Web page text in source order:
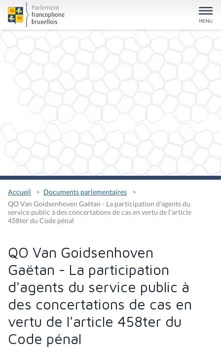
Accueil
Documents parlementaires
QO Van Goidsenhoven Gaëtan - La participation d'agents du
service public à des concertations de cas en vertu de l'article
458ter du Code pénal
QO Van Goidsenhoven
Gaëtan - La participation
d'agents du service public à
des concertations de cas en
vertu de l'article 458ter du
Code pénal